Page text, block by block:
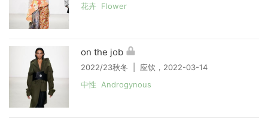
花卉 Flower
on the job
2022/23秋冬 | 应钦，2022-03-14
中性 Androgynous